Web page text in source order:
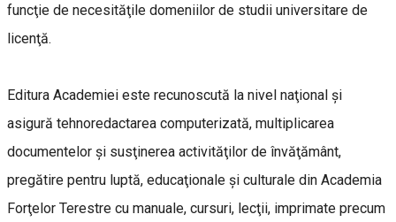
funcţie de necesităţile domeniilor de studii universitare de
licenţă.
Editura Academiei este recunoscută la nivel naţional şi
asigură tehnoredactarea computerizată, multiplicarea
documentelor şi susţinerea activităţilor de învăţământ,
pregătire pentru luptă, educaţionale şi culturale din Academia
Forţelor Terestre cu manuale, cursuri, lecţii, imprimate precum